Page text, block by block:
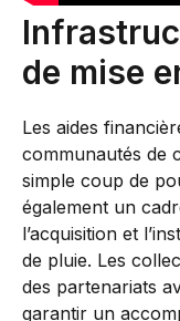
de mise
Les aides
communautés de
simple coup de
également un
l’acquisition et
de pluie. Les
des partenariats
garantir un